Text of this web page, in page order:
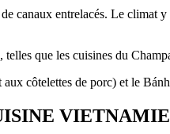
canaux entrelacés. Le climat
que les cuisines du
côtelettes de porc) et le